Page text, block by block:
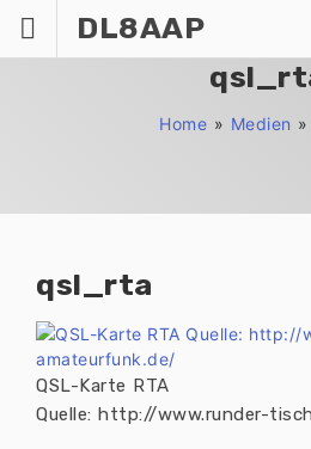
Inhalt
springen
DL8AAP
Home » Medien
qsl_rta
QSL-Karte RTA
Quelle: http://www.runder-